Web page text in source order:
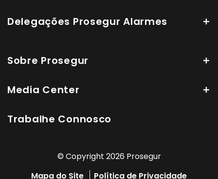
Delegações Prosegur Alarmes
Sobre Prosegur
Media Center
Trabalhe Connosco
© Copyright 2026 Prosegur
Mapa do Site
Política de Privacidade